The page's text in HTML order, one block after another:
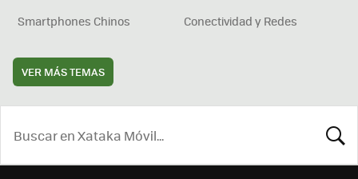
Smartphones Chinos
Conectividad y Redes
VER MÁS TEMAS